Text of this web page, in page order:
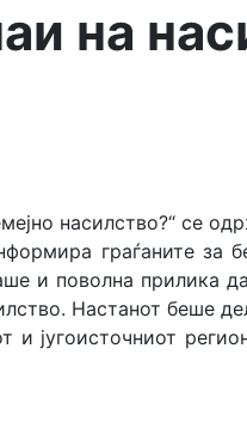
на
насилство?“ се
граѓаните за
и поволна прилика
Настанот беше
и југоисточниот